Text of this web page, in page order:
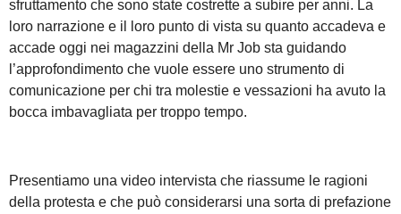
sfruttamento che sono state costrette a subire per anni. La
loro narrazione e il loro punto di vista su quanto accadeva e
accade oggi nei magazzini della Mr Job sta guidando
l’approfondimento che vuole essere uno strumento di
comunicazione per chi tra molestie e vessazioni ha avuto la
bocca imbavagliata per troppo tempo.
Presentiamo una video intervista che riassume le ragioni
della protesta e che può considerarsi una sorta di prefazione